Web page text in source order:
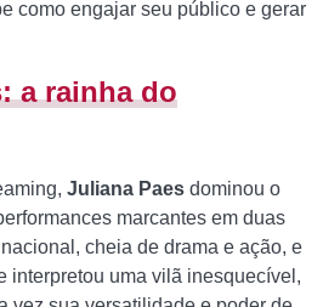
como engajar seu público e gerar
a rainha do
Juliana Paes dominou o
marcantes em duas
cheia de drama e ação, e
interpretou uma vilã inesquecível,